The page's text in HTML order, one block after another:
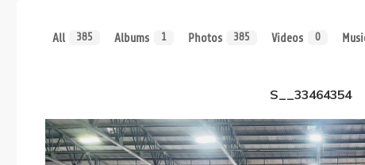
All 385 Albums 1 Photos 385 Videos 0
S__33464354